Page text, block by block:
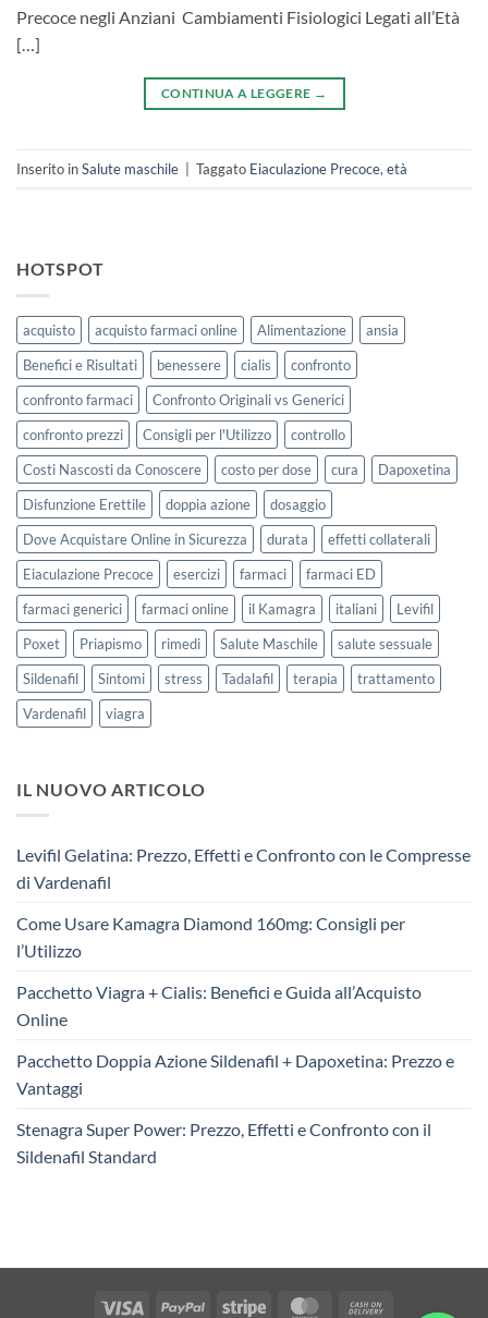
Precoce negli Anziani ​ ​Cambiamenti Fisiologici Legati all’Età​
[…]
CONTINUA A LEGGERE →
Inserito inSalute maschile Taggato Eiaculazione Precoce, età
HOTSPOT
acquisto acquisto farmaci online Alimentazione
ansia
Benefici e Risultati
benessere cialis
confronto
confronto farmaci
Confronto Originali vs Generici
confronto prezzi
Consigli per l'Utilizzo
controllo
Costi Nascosti da Conoscere
costo per dose cura
Dapoxetina
Disfunzione Erettile
doppia azione
dosaggio
Dove Acquistare Online in Sicurezza
durata
effetti collaterali
Eiaculazione Precoce
esercizi farmaci
farmaci ED
farmaci generici
farmaci online il Kamagra italiani
Levifil
Poxet
Priapismo rimedi Salute Maschile
salute sessuale
Sildenafil
Sintomi stress Tadalafil terapia
trattamento
Vardenafil
viagra
IL NUOVO ARTICOLO
Levifil Gelatina: Prezzo, Effetti e Confronto con le Compresse
di Vardenafil
Come Usare Kamagra Diamond 160mg: Consigli per
l’Utilizzo
Pacchetto Viagra + Cialis: Benefici e Guida all’Acquisto
Online
Pacchetto Doppia Azione Sildenafil + Dapoxetina: Prezzo e
Vantaggi
Stenagra Super Power: Prezzo, Effetti e Confronto con il
Sildenafil Standard
Visa PayPal Stripe MasterCard